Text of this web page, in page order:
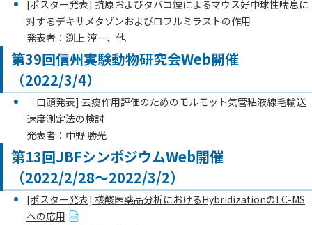
[ポスター発表] 抗原およびタバコ煙によるマウス好中球性喘息に
対するデキサメタゾンおよびロフルミラストの作用
発表者：渕上 淳一、他
第39回信州実験動物研究会Web開催
（2022/3/4）
「口頭発表] 去痰作用評価のためのモルモット気管粘液線毛輸送
速度測定法の検討
発表者：中野 勝光
第13回JBFシンポジウムWeb開催
（2022/2/28～2022/3/2）
[ポスター発表] 核酸医薬品分析におけるHybridizationのLC-MS
への応用